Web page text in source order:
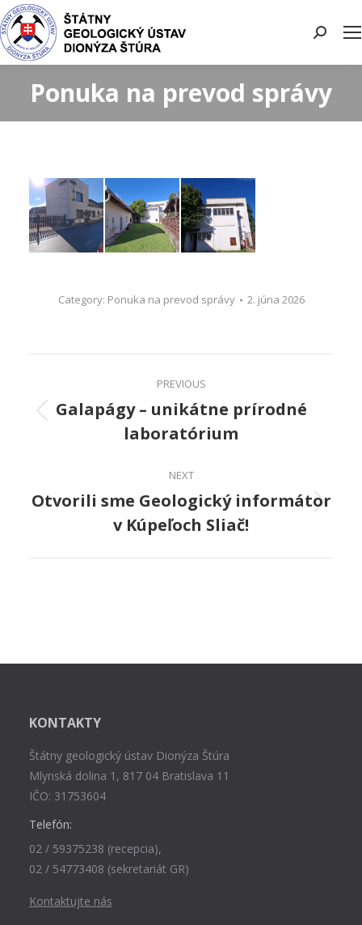
Search:
Ponuka na prevod správy
Category: Ponuka na prevod správy 2. júna 2026
navigation
PREVIOUS
Previous
album:
Galapágy – unikátne prírodné
laboratórium
NEXT
Next
album:
Otvorili sme Geologický informátor
v Kúpeľoch Sliač!
KONTAKTY
Štátny geologický ústav Dionýza Štúra
Mlynská dolina 1, 817 04 Bratislava 11
IČO: 31753604
Telefón:
02 / 59375238 (recepcia),
02 / 54773408 (sekretariát GR)
Kontaktujte nás